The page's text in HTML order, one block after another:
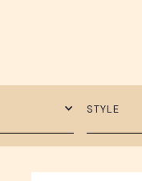
STYLE